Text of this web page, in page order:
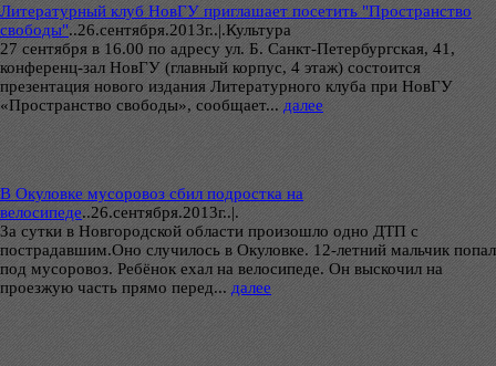
Литературный клуб НовГУ приглашает посетить "Пространство
свободы"..26.сентября.2013г..|.Культура
27 сентября в 16.00 по адресу ул. Б. Санкт-Петербургская, 41,
конференц-зал НовГУ (главный корпус, 4 этаж) состоится
презентация нового издания Литературного клуба при НовГУ
«Пространство свободы», сообщает... далее
В Окуловке мусоровоз сбил подростка на
велосипеде..26.сентября.2013г..|.
За сутки в Новгородской области произошло одно ДТП с
пострадавшим.Оно случилось в Окуловке. 12-летний мальчик попал
под мусоровоз. Ребёнок ехал на велосипеде. Он выскочил на
проезжую часть прямо перед... далее